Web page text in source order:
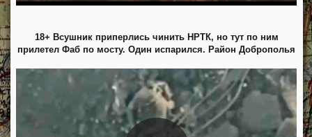
18+ Всушник приперлись чинить НРТК, но тут по ним
прилетел Фаб по мосту. Один испарился. Район Доброполья